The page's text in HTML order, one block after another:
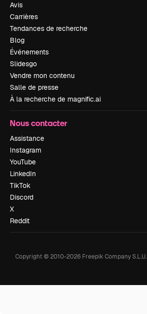
Avis
Carrières
Tendances de recherche
Blog
Événements
Slidesgo
Vendre mon contenu
Salle de presse
À la recherche de magnific.ai
Nous contacter
Assistance
Instagram
YouTube
LinkedIn
TikTok
Discord
X
Reddit
Copyright © 2010-2026 Freepik Company S.L.U.